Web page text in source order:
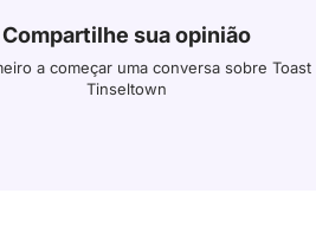
Compartilhe sua opinião
a começar uma conversa sobre
Tinseltown